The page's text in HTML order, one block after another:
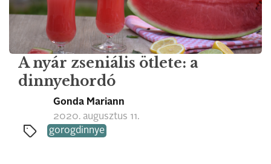
A nyár zseniális ötlete: a
dinnyehordó
Gonda Mariann
2020. augusztus 11.
gorogdinnye